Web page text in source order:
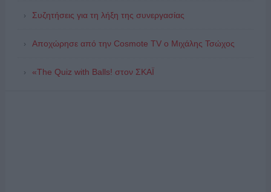
Συζητήσεις για τη λήξη της συνεργασίας
Αποχώρησε από την Cosmote TV o Μιχάλης Τσώχος
«The Quiz with Balls! στον ΣΚΑΪ